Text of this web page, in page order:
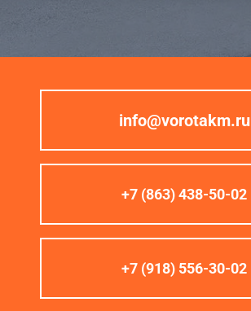
info@vorotakm.ru
+7 (863) 438-50-02
+7 (918) 556-30-02